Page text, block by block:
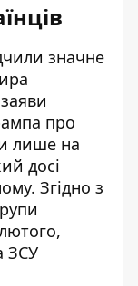
значне
про
лише на
досі
Згідно з
ЗСУ